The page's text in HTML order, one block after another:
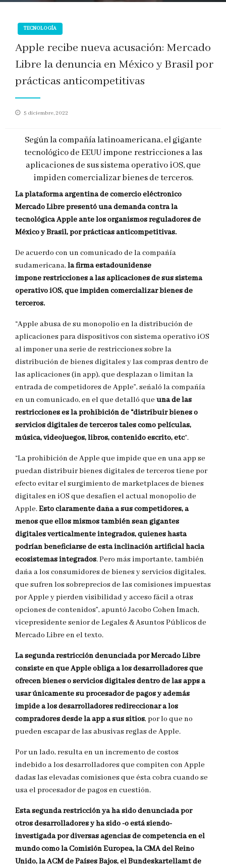
TECNOLOGÍA
Apple recibe nueva acusación: Mercado
Libre la denuncia en México y Brasil por
prácticas anticompetitivas
Publicado
5 diciembre, 2022
Según la compañía latinoamericana, el gigante
tecnológico de EEUU impone restricciones a las
aplicaciones de sus sistema operativo iOS, que
impiden comercializar bienes de terceros.
La plataforma argentina de comercio eléctronico
Mercado Libre presentó una demanda contra la
tecnológica Apple ante los organismos reguladores de
México y Brasil, por prácticas anticompetitivas.
De acuerdo con un comunicado de la compañía
sudamericana, la firma estadounidense
impone restricciones a las aplicaciones de sus sistema
operativo iOS, que impiden comercializar bienes de
terceros.
“Apple abusa de su monopolio en la distribución de
aplicaciones para dispositivos con sistema operativo iOS
al imponer una serie de restricciones sobre la
distribución de bienes digitales y las compras dentro de
las aplicaciones (in app), que desplazan o limitan la
entrada de competidores de Apple”, señaló la compañía
en un comunicado, en el que detalló que una de las
restricciones es la prohibición de “distribuir bienes o
servicios digitales de terceros tales como películas,
música, videojuegos, libros, contenido escrito, etc“.
“La prohibición de Apple que impide que en una app se
puedan distribuir bienes digitales de terceros tiene por
efecto evitar el surgimiento de marketplaces de bienes
digitales en iOS que desafíen el actual monopolio de
Apple.Esto claramente daña a sus competidores, a
menos que ellos mismos también sean gigantes
digitales verticalmente integrados, quienes hasta
podrían beneficiarse de esta inclinación artificial hacia
ecosistemas integrados. Pero más importante, también
daña a los consumidores de bienes y servicios digitales,
que sufren los sobreprecios de las comisiones impuestas
por Apple y pierden visibilidad y acceso fácil a otras
opciones de contenidos”, apuntó Jacobo Cohen Imach,
vicepresidente senior de Legales & Asuntos Públicos de
Mercado Libre en el texto.
La segunda restricción denunciada por Mercado Libre
consiste en que Apple obliga a los desarrolladores que
ofrecen bienes o servicios digitales dentro de las apps a
usar únicamente su procesador de pagos y además
impide a los desarrolladores redireccionar a los
compradores desde la app a sus sitios, por lo que no
pueden escapar de las abusivas reglas de Apple.
Por un lado, resulta en un incremento de costos
indebido a los desarrolladores que compiten con Apple
dadas las elevadas comisiones que ésta cobra cuando se
usa el procesador de pagos en cuestión.
Esta segunda restricción ya ha sido denunciada por
otros desarrolladores y ha sido -o está siendo-
investigada por diversas agencias de competencia en el
mundo como la Comisión Europea, la CMA del Reino
Unido, la ACM de Países Bajos, el Bundeskartellamt de